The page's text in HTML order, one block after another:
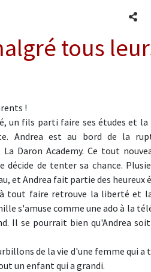
tous
!
un fils parti faire ses études et
Andrea est au bord de la
Daron Academy. Ce tout
de tenter sa chance.
et Andrea fait partie des heureux
tout faire retrouve la liberté et
s'amuse comme une ado à la
Il se pourrait bien qu'Andrea
de la vie d'une femme qui a
un enfant qui a grandi.